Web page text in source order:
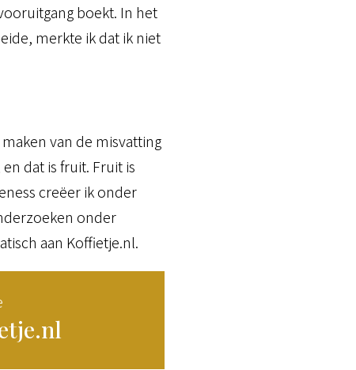
boekt. In het
merkte ik dat ik niet
van de misvatting
dat is fruit. Fruit is
creëer ik onder
onder
aan Koffietje.nl.